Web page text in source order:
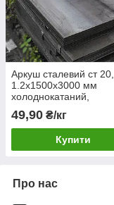
Аркуш сталевий ст 20,
1.2х1500х3000 мм
холоднокатаний,
49,90 ₴/кг
Купити
Про нас